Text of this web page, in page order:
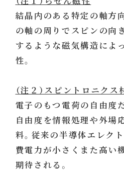
結晶内のある特定の軸方
の軸の周りでスピンの向
するような磁気構造によ
性。
（注２）スピントロニクス
電子のもつ電荷の自由度
自由度を情報処理や外場
料。従来の半導体エレク
費電力が小さくまた高い
期待される。